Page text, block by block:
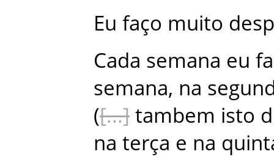
Eu faço muito
Cada semana eu
semana, na
(
tambem isto
na terça e na